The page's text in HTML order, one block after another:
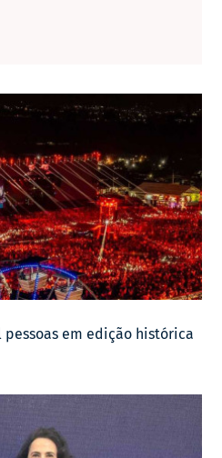
pessoas em edição histórica